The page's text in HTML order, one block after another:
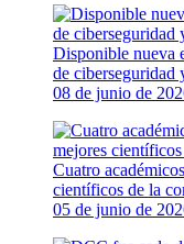
Disponible nueva
de ciberseguridad
08 de junio de
Cuatro
científicos de la
05 de junio de